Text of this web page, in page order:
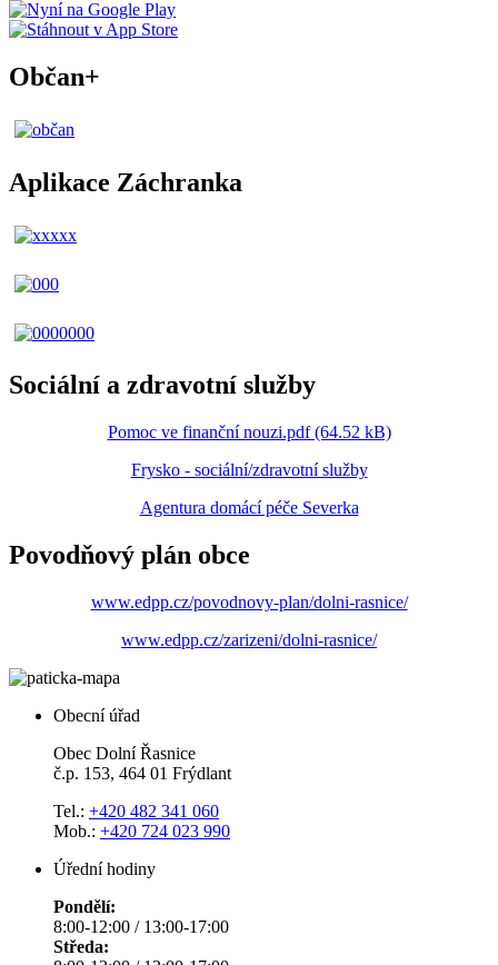
Občan+
Aplikace Záchranka
Sociální a zdravotní služby
Pomoc ve finanční nouzi.pdf (64.52 kB)
Frysko - sociální/zdravotní služby
Agentura domácí péče Severka
Povodňový plán obce
www.edpp.cz/povodnovy-plan/dolni-rasnice/
www.edpp.cz/zarizeni/dolni-rasnice/
Obecní úřad
Obec Dolní Řasnice
č.p. 153, 464 01 Frýdlant
Tel.: +420 482 341 060
Mob.: +420 724 023 990
Úřední hodiny
Pondělí:
8:00-12:00 / 13:00-17:00
Středa: